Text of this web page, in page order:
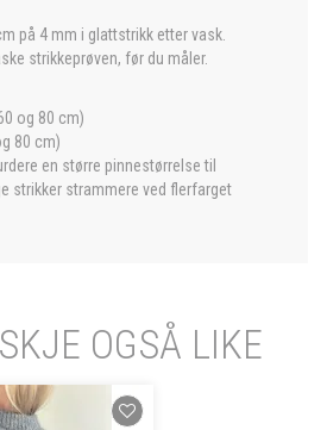
på 4 mm i glattstrikk etter vask.
strikkeprøven, før du måler.
og 80 cm)
80 cm)
en større pinnestørrelse til
strikker strammere ved flerfarget
OGSÅ LIKE